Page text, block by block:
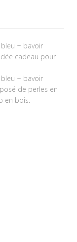
+ bavoir
cadeau pour
+ bavoir
de perles en
en bois.